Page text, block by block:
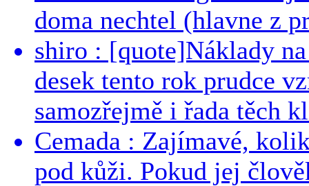
doma nechtel (hlavne z
shiro : [quote]Náklady
desek tento rok prudce
samozřejmě i řada těch
Cemada : Zajímavé,
pod kůži. Pokud jej